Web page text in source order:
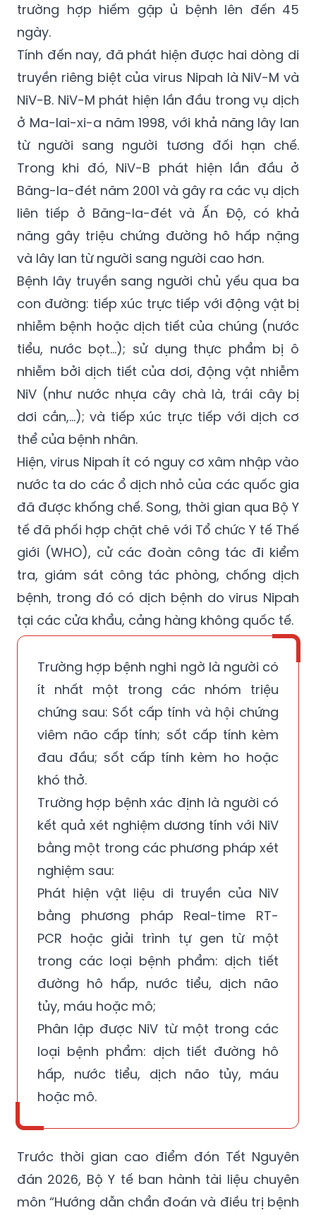
người. Thời gian ủ bệnh trung bình của bệnh
từ 3 đến 14 ngày, tuy nhiên đã ghi nhận
trường hợp hiếm gặp ủ bệnh lên đến 45
ngày.
Tính đến nay, đã phát hiện được hai dòng di
truyền riêng biệt của virus Nipah là NiV-M và
NiV-B. NiV-M phát hiện lần đầu trong vụ dịch
ởMa-lai-xi-anăm 1998, với khả năng lây lan
từ người sang người tương đối hạn chế.
Trong khi đó, NiV-B phát hiện lần đầu ở
Băng-la-đét năm 2001 và gây ra các vụ dịch
liên tiếp ở Băng-la-đét và Ấn Độ, có khả
năng gây triệu chứng đường hô hấp nặng
và lây lan từ người sang người cao hơn.
Bệnh lây truyền sang người chủ yếu qua ba
con đường: tiếp xúc trực tiếp với động vật bị
nhiễm bệnh hoặc dịch tiết của chúng (nước
tiểu, nước bọt…); sử dụng thực phẩm bị ô
nhiễm bởi dịch tiết của dơi, động vật nhiễm
NiV (như nước nhựa cây chà là, trái cây bị
dơi cắn,…); và tiếp xúc trực tiếp với dịch cơ
thể của bệnh nhân.
Hiện, virus Nipah ít có nguy cơ xâm nhập vào
nước ta do các ổ dịch nhỏ của các quốc gia
đã được khống chế. Song, thời gian qua Bộ Y
tế đã phối hợp chặt chẽ với Tổ chức Y tế Thế
giới (WHO), cử các đoàn công tác đi kiểm
tra, giám sát công tác phòng, chống dịch
bệnh, trong đó có dịch bệnh do virus Nipah
tại các cửa khẩu, cảng hàng không quốc tế.
Trường hợp bệnh nghi ngờ là người có
ít nhất một trong các nhóm triệu
chứng sau: Sốt cấp tính và hội chứng
viêm não cấp tính; sốt cấp tính kèm
đau đầu; sốt cấp tính kèm ho hoặc
khó thở.
Trường hợp bệnh xác định là người có
kết quả xét nghiệm dương tính với NiV
bằng một trong các phương pháp xét
nghiệm sau:
Phát hiện vật liệu di truyền của NiV
bằng phương pháp Real-time RT-
PCR hoặc giải trình tự gen từ một
trong các loại bệnh phẩm: dịch tiết
đường hô hấp, nước tiểu, dịch não
tủy, máu hoặc mô;
Phân lập được NiV từ một trong các
loại bệnh phẩm: dịch tiết đường hô
hấp, nước tiểu, dịch não tủy, máu
Trước thời gian cao điểm đón Tết Nguyên